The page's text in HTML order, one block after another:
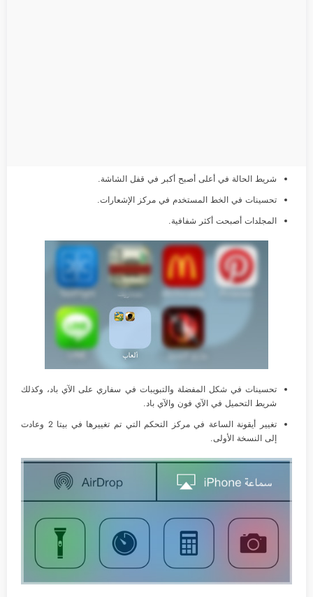
شريط الحالة في أعلى أصبح أكبر في قفل الشاشة.
تحسينات في الخط المستخدم في مركز الإشعارات.
المجلدات أصبحت أكثر شفافية.
تحسينات في شكل المفضلة والتبويبات في سفاري على الآي باد، وكذلك
شريط التحميل في الآي فون والآي باد.
تغيير أيقونة الساعة في مركز التحكم التي تم تغييرها في بيتا 2 وعادت
إلى النسخة الأولى.